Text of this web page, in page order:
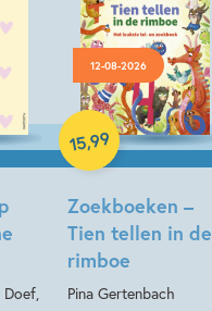
Doef,
12-08-2026
Zoekboeken –
Tien tellen in de
rimboe
Pina Gertenbach
15,99
Hardcover